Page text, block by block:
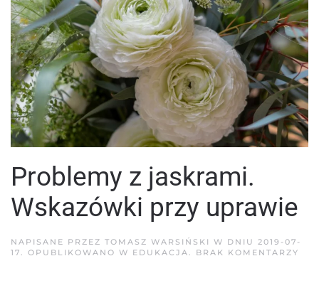
Problemy z jaskrami.
Wskazówki przy uprawie
NAPISANE PRZEZ TOMASZ WARSIŃSKI W DNIU 2019-07-
17
. OPUBLIKOWANO W EDUKACJA BRAK KOMENTARZY